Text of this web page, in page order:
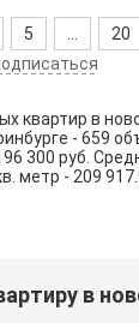
5
20
квартир в
- 659
300 руб.
метр - 209
в